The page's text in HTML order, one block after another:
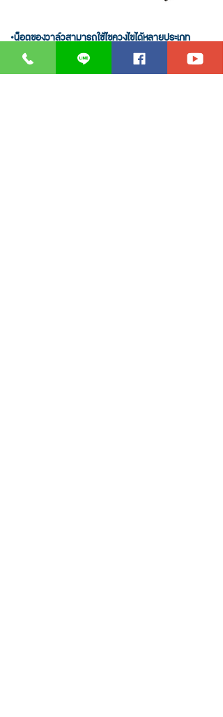
•น็อตของวาล์วสามารถใช้ไขควงไขได้หลายประเภท
• น็อตไม่มีทางหลุดหายเนื่องจากมีตัวป้องน็อตการหลุด